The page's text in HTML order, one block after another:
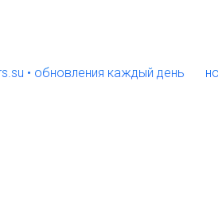
обновления каждый день новый